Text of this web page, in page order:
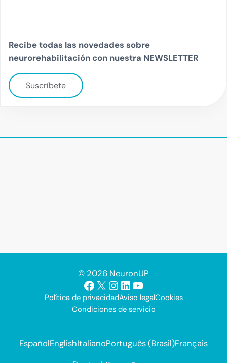
Recibe todas las novedades sobre
neurorehabilitación con nuestra NEWSLETTER
Suscríbete
© 2026 NeuronUP
Facebook
X Instagram
LinkedIn
YouTube
Política de privacidadAviso legalCookies
Condiciones de servicio
EspañolEnglishItalianoPortuguês (Brasil)Français